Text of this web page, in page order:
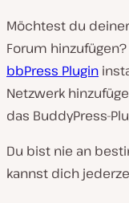
Möchtest du
Forum
bbPress Plugin
Netzwerk
das BuddyPress-
Du bist nie an
kannst dich